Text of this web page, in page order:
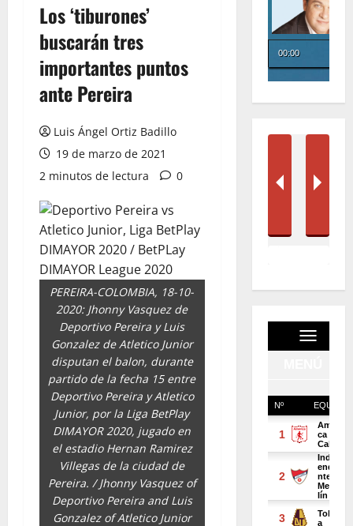
Los ‘tiburones’
buscarán tres
importantes puntos
ante Pereira
Luis Ángel Ortiz Badillo
19 de marzo de 2021
2 minutos de lectura
0
PEREIRA-COLOMBIA, 18-10-
2020: Jhonny Vasquez de
Deportivo Pereira y Luis
Gonzalez de Atletico Junior
disputan el balon, durante
partido de la fecha 15 entre
Deportivo Pereira y Atletico
Junior, por la Liga BetPlay
DIMAYOR 2020, jugado en
el estadio Hernan Ramirez
Villegas de la ciudad de
Pereira. / Jhonny Vasquez of
Deportivo Pereira and Luis
Gonzalez of Atletico Junior